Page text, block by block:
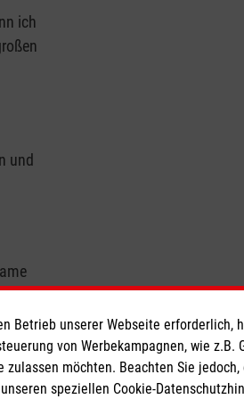
ich
und
Betrieb unserer Webseite erforderlich,
von Werbekampagnen, wie z.B.
möchten. Beachten Sie
speziellen Cookie-